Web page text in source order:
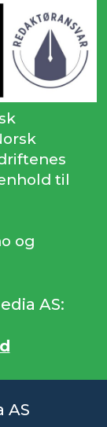
til
og
AS:
AS